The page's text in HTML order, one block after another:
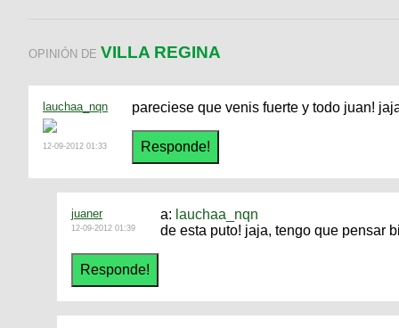
OPINIÓN DE VILLA REGINA
lauchaa_nqn
12-09-2012 01:33
pareciese que venis fuerte y todo juan!
juaner
12-09-2012 01:39
a: lauchaa_nqn
de esta puto! jaja, tengo que pensar